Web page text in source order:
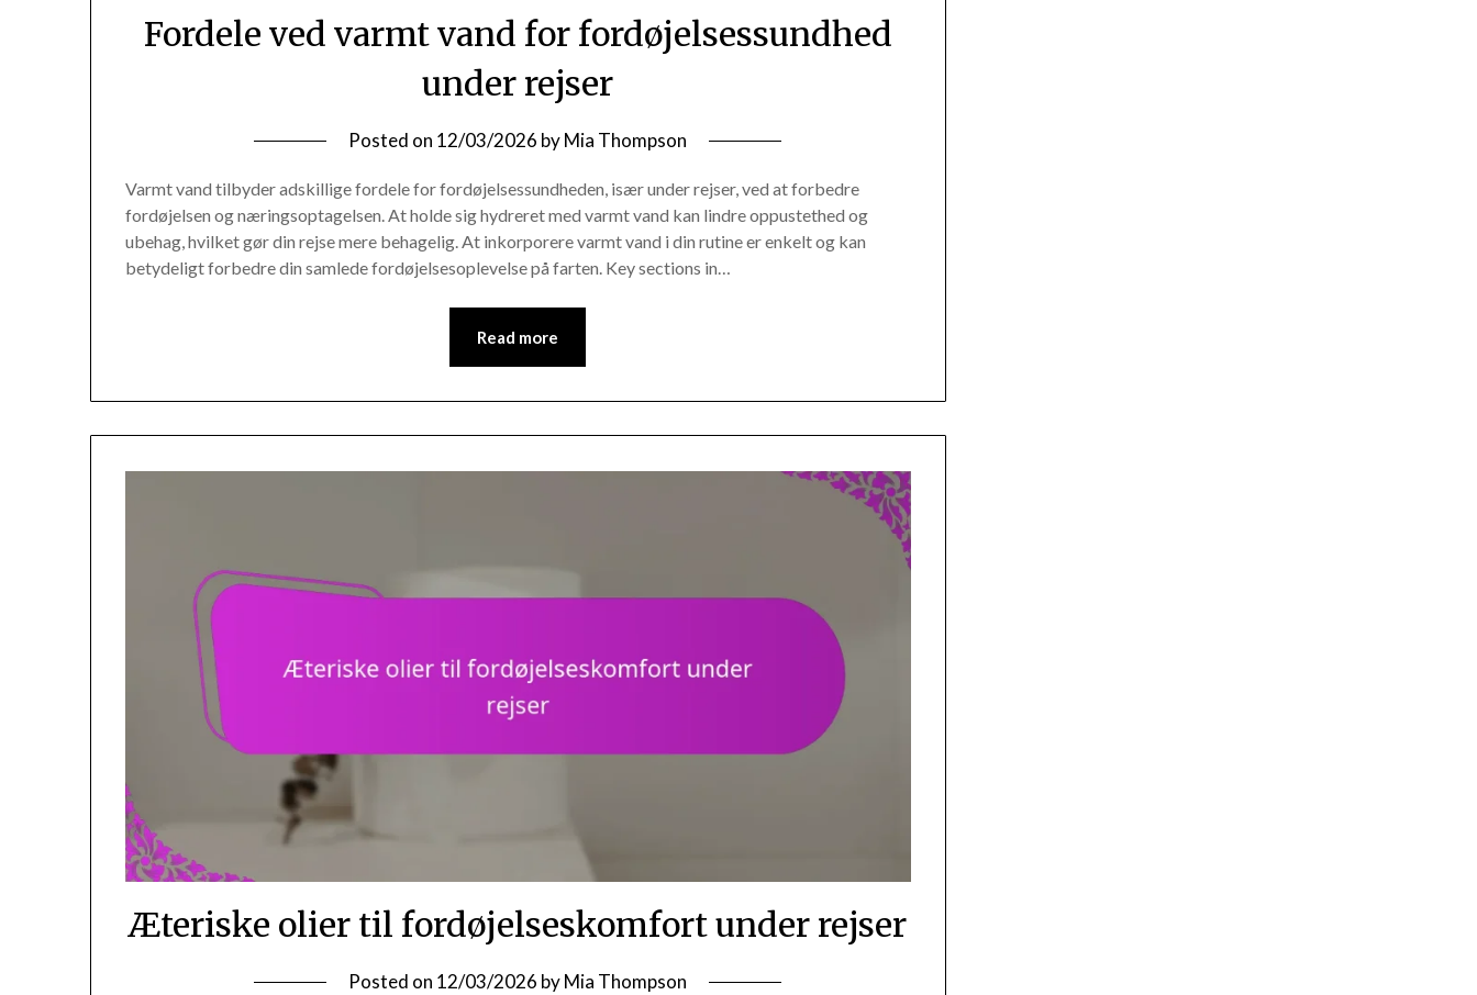
Fordele ved varmt vand for fordøjelsessundhed
under rejser
Posted on 12/03/2026 byMia Thompson
Varmt vand tilbyder adskillige fordele for fordøjelsessundheden, især under rejser, ved at forbedre
fordøjelsen og næringsoptagelsen. At holde sig hydreret med varmt vand kan lindre oppustethed og
ubehag, hvilket gør din rejse mere behagelig. At inkorporere varmt vand i din rutine er enkelt og kan
betydeligt forbedre din samlede fordøjelsesoplevelse på farten. Key sections in…
Read more
Æteriske olier til fordøjelseskomfort under rejser
Posted on 12/03/2026 byMia Thompson